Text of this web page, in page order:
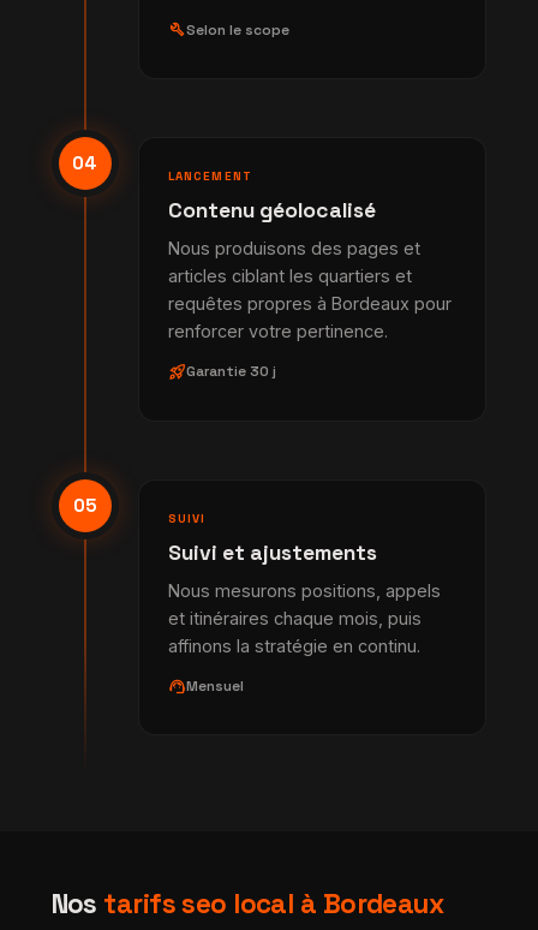
buildSelon le scope
04
LANCEMENT
Contenu géolocalisé
Nous produisons des pages et
articles ciblant les quartiers et
requêtes propres à Bordeaux pour
renforcer votre pertinence.
rocket_launchGarantie 30 j
05
SUIVI
Suivi et ajustements
Nous mesurons positions, appels
et itinéraires chaque mois, puis
affinons la stratégie en continu.
support_agentMensuel
Nos tarifs seo local à Bordeaux